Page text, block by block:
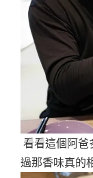
看看這個阿爸
過那香味真的